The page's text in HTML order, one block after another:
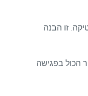
זו הבנה
הכול בפגישה